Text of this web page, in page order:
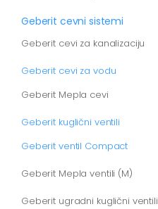
Geberit cevni sistemi
Geberit cevi za kanalizaciju
Geberit cevi za vodu
Geberit Mepla cevi
Geberit kuglični ventili
Geberit ventil Compact
Geberit Mepla ventili (M)
Geberit ugradni kuglični ventili